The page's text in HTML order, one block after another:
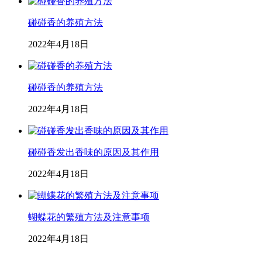
碰碰香的养殖方法
2022年4月18日
碰碰香的养殖方法
2022年4月18日
碰碰香发出香味的原因及其作用
2022年4月18日
蝴蝶花的繁殖方法及注意事项
2022年4月18日